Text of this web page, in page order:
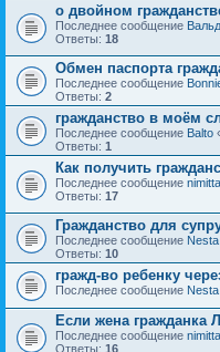
о двойном
Последнее сообщение
Ответы: 18
Обмен паспорта
Последнее сообщение
Ответы: 2
гражданство в моём
Последнее сообщение Balto
Ответы: 1
Как получить
Последнее сообщение nimitta
Ответы: 17
Гражданство для
Последнее сообщение Nesta
Ответы: 10
гражд-во ребенку
Последнее сообщение Nesta
Если жена гражданка
Последнее сообщение nimitta
Ответы: 16